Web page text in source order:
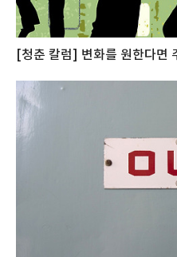
[청춘 칼럼] 변화를 원한다면